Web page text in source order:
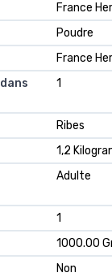
France
Poudre
France
1
Ribes
1,2
Adulte
1
1000.00
Non